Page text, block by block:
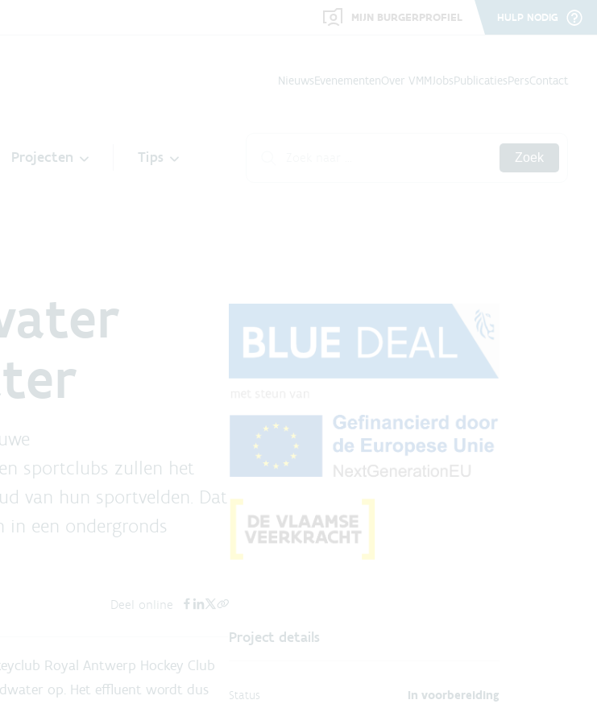
MIJN BURGERPROFIEL HULP NODIG
NieuwsEvenementenOver VMMJobsPublicatiesPersContact
Projecten Tips Zoek
sportclubs zullen het
van hun sportvelden. Dat
in een ondergronds
Deel online
Royal Antwerp Hockey Club
op. Het effluent wordt dus
Project details
Status
In voorbereiding